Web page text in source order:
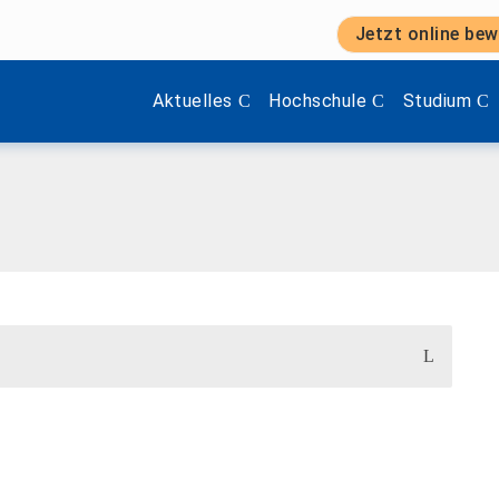
Jetzt online
Aktuelles
Zeige Menü-Unterpunkte von 'Aktuelles'.
Hochschule
Zeige Menü-Unterpunkte
Studium
Zeige